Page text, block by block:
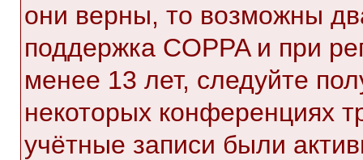
они верны, то возможны
поддержка COPPA и при
менее 13 лет, следуйте
некоторых конференциях
учётные записи были